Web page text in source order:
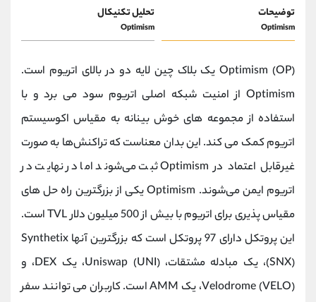
توضیحات
Optimism
تحلیل تکنیکال
Optimism
Optimism (OP) یک بلاک چین لایه دو در بالای اتریوم است.
Optimism از امنیت شبکه اصلی اتریوم سود می برد و با
استفاده از مجموعه های خوش بینانه به مقیاس اکوسیستم
اتریوم کمک می کند. این بدان معناست که تراکنش‌ها به صورت
غیرقابل اعتماد در Optimism ثبت می‌شوند اما در نهایت در
اتریوم ایمن می‌شوند. Optimism یکی از بزرگترین راه حل های
مقیاس پذیری برای اتریوم با بیش از 500 میلیون دلار TVL است.
این پروتکل دارای 97 پروتکل است که بزرگترین آنها Synthetix
(SNX)، یک مبادله مشتقات، Uniswap (UNI)، یک DEX، و
Velodrome (VELO)، یک AMM است. کاربران می توانند سفر